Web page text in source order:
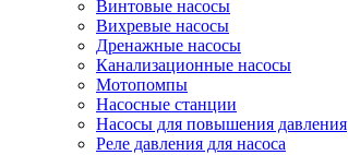
Винтовые насосы
Вихревые насосы
Дренажные насосы
Канализационные насосы
Мотопомпы
Насосные станции
Насосы для повышения давления
Реле давления для насоса